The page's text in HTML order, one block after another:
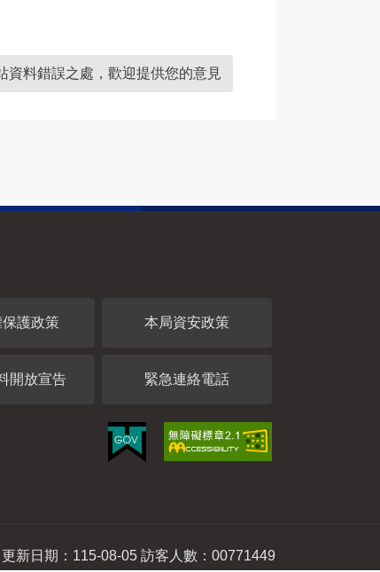
資料錯誤之處，歡迎提供您的意見
保護政策 本局資安政策
開放宣告 緊急連絡電話
更新日期：115-08-05 訪客人數：00771449